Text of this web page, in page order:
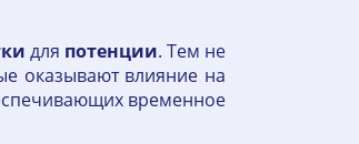
для потенции. Тем не
оказывают влияние на
временное